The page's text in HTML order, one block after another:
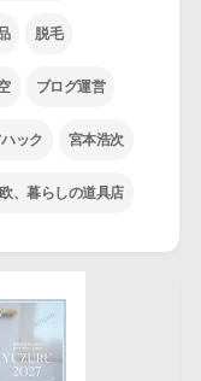
脱毛
ブログ運営
ック 宮本浩次
、暮らしの道具店